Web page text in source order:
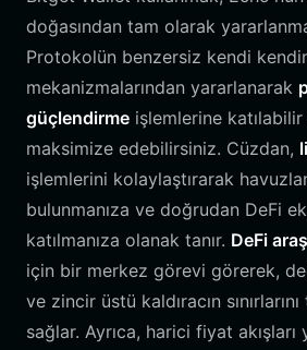
doğasından tam olarak
Protokolün benzersiz kendi
mekanizmalarından yararlanarak
güçlendirme işlemlerine katılabilir
maksimize edebilirsiniz. Cüzdan,
işlemlerini kolaylaştırarak
bulunmanıza ve doğrudan DeFi
katılmanıza olanak tanır. DeFi
için bir merkez görevi görerek,
ve zincir üstü kaldıracın
sağlar. Ayrıca, harici fiyat akışları